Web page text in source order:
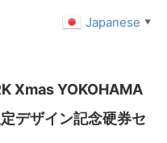
Xmas YOKOHAMA
デザイン記念硬券セ
Japanese ▼